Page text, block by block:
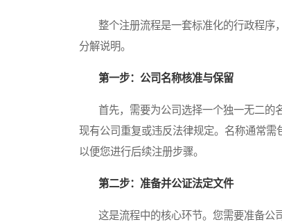
整个注册流程是一套标准化的行政程序
分解说明。
第一步：公司名称核准与保留
首先，需要为公司选择一个独一无二的
现有公司重复或违反法律规定。名称通常需
以便您进行后续注册步骤。
第二步：准备并公证法定文件
这是流程中的核心环节。您需要准备公